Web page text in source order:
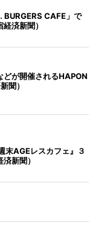
BURGERS CAFE」で
済新聞）
どが開催されるHAPON
聞）
末AGEレスカフェ』３
新聞）